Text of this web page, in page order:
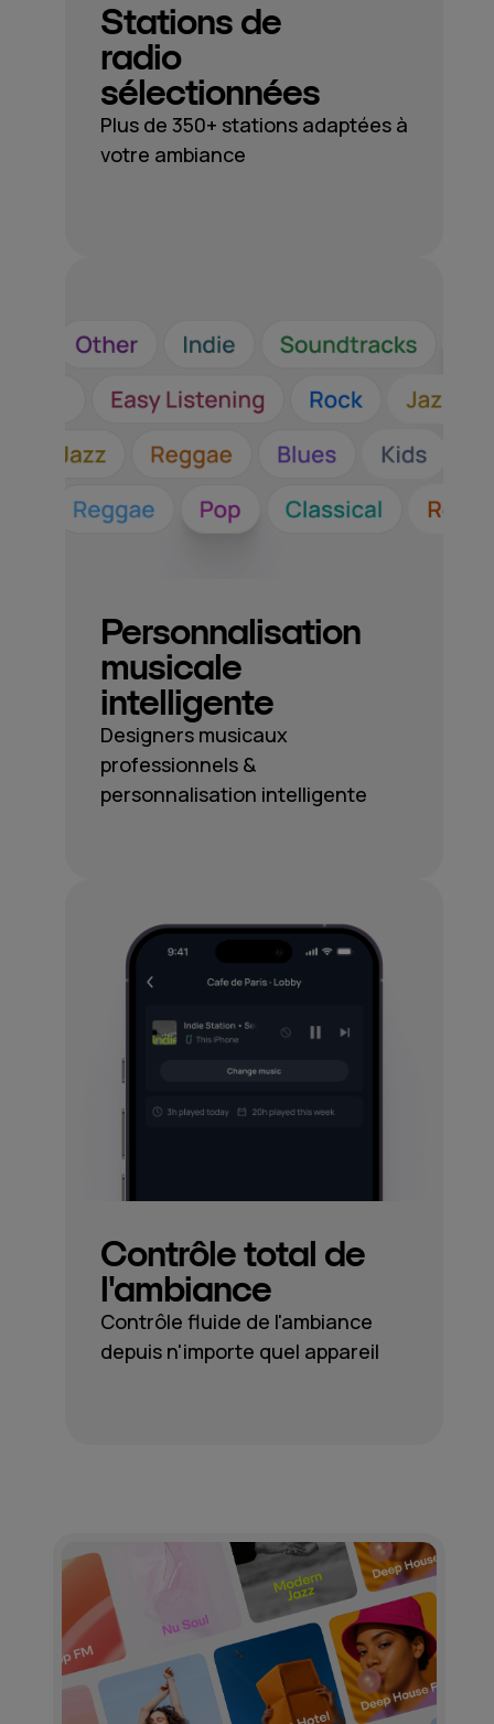
Stations de
radio
sélectionnées
Plus de 350+ stations adaptées à
votre ambiance
Personnalisation
musicale
intelligente
Designers musicaux
professionnels &
personnalisation intelligente
Contrôle total de
l'ambiance
Contrôle fluide de l'ambiance
depuis n'importe quel appareil